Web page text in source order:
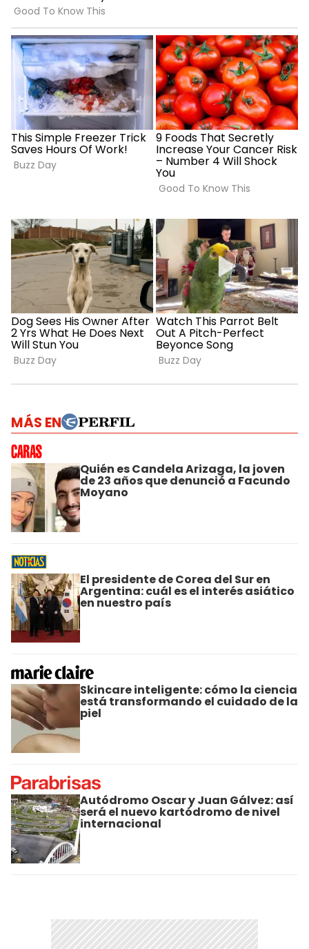
MÁS EN
Quién es Candela Arizaga, la joven
de 23 años que denunció a Facundo
Moyano
El presidente de Corea del Sur en
Argentina: cuál es el interés asiático
en nuestro país
Skincare inteligente: cómo la ciencia
está transformando el cuidado de la
piel
Autódromo Oscar y Juan Gálvez: así
será el nuevo kartódromo de nivel
internacional